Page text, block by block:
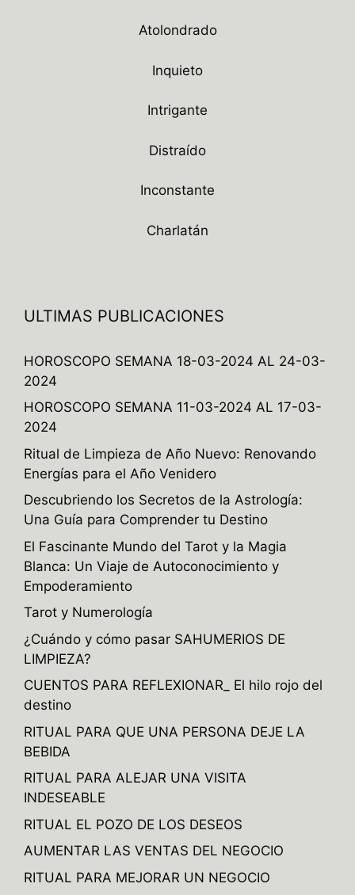
Atolondrado
Inquieto
Intrigante
Distraído
Inconstante
Charlatán
ULTIMAS PUBLICACIONES
HOROSCOPO SEMANA 18-03-2024 AL 24-03-
2024
HOROSCOPO SEMANA 11-03-2024 AL 17-03-
2024
Ritual de Limpieza de Año Nuevo: Renovando
Energías para el Año Venidero
Descubriendo los Secretos de la Astrología:
Una Guía para Comprender tu Destino
El Fascinante Mundo del Tarot y la Magia
Blanca: Un Viaje de Autoconocimiento y
Empoderamiento
Tarot y Numerología
¿Cuándo y cómo pasar SAHUMERIOS DE
LIMPIEZA?
CUENTOS PARA REFLEXIONAR_ El hilo rojo del
destino
RITUAL PARA QUE UNA PERSONA DEJE LA
BEBIDA
RITUAL PARA ALEJAR UNA VISITA
INDESEABLE
RITUAL EL POZO DE LOS DESEOS
AUMENTAR LAS VENTAS DEL NEGOCIO
RITUAL PARA MEJORAR UN NEGOCIO